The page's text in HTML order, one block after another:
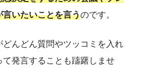
いたいことを言うのです。
どんどん質問やツッコミを入れ
発言することも躊躇しませ